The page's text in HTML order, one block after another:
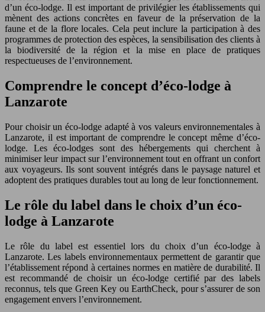
d’un éco-lodge. Il est important de privilégier les établissements qui
mènent des actions concrètes en faveur de la préservation de la
faune et de la flore locales. Cela peut inclure la participation à des
programmes de protection des espèces, la sensibilisation des clients à
la biodiversité de la région et la mise en place de pratiques
respectueuses de l’environnement.
Comprendre le concept d’éco-lodge à
Lanzarote
Pour choisir un éco-lodge adapté à vos valeurs environnementales à
Lanzarote, il est important de comprendre le concept même d’éco-
lodge. Les éco-lodges sont des hébergements qui cherchent à
minimiser leur impact sur l’environnement tout en offrant un confort
aux voyageurs. Ils sont souvent intégrés dans le paysage naturel et
adoptent des pratiques durables tout au long de leur fonctionnement.
Le rôle du label dans le choix d’un éco-
lodge à Lanzarote
Le rôle du label est essentiel lors du choix d’un éco-lodge à
Lanzarote. Les labels environnementaux permettent de garantir que
l’établissement répond à certaines normes en matière de durabilité. Il
est recommandé de choisir un éco-lodge certifié par des labels
reconnus, tels que Green Key ou EarthCheck, pour s’assurer de son
engagement envers l’environnement.